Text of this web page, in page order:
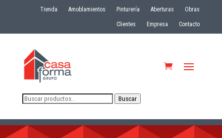
Tienda Amoblamientos Pinturería Aberturas Obras
Clientes Empresa Contacto
Buscar
Buscar